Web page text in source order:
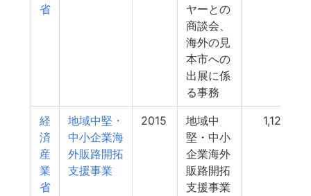
省
ヤーとの
商談会、
海外の見
本市への
出展に係
る事務
経
済
産
業
省
地域中堅・
中小企業海
外販路開拓
支援事業
2015
地域中
堅・中小
企業海外
販路開拓
支援事業
1,127